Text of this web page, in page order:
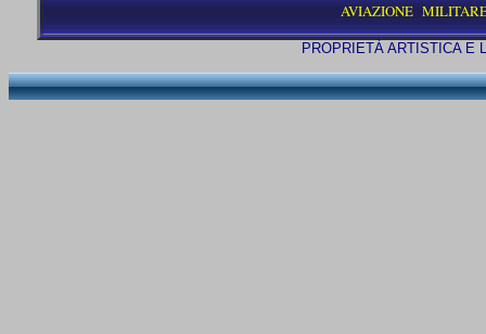
AVIAZIONE
PROPRIETÀ ARTISTICA E